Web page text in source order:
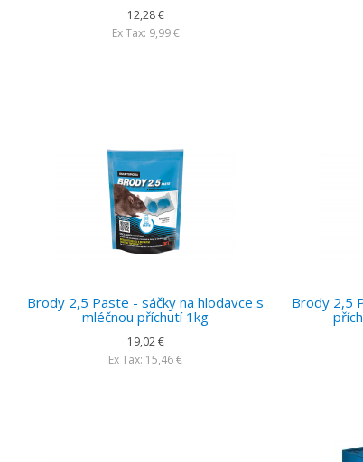
12,28 €
Ex Tax: 9,99 €
Brody 2,5 Paste - sáčky na hlodavce s
mléčnou příchutí 1kg
19,02 €
Ex Tax: 15,46 €
Brody 2,5